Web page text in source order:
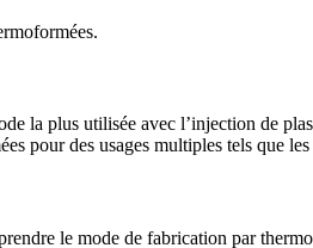
la plus utilisée avec l’injection de
pour des usages multiples tels que
le mode de fabrication par